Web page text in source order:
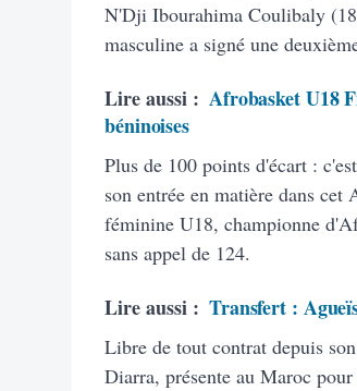
N'Dji Ibourahima Coulibaly
masculine a signé une
Lire aussi : Afrobasket U18
béninoises
Plus de 100 points d'écart :
son entrée en matière dans
féminine U18, championne
sans appel de 124.
Lire aussi : Transfert :
Libre de tout contrat depuis
Diarra, présente au Maroc